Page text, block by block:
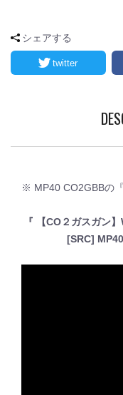
シェアする
twitter
※ MP40 CO2GBBの
『 【CO２ガスガン
[SRC]